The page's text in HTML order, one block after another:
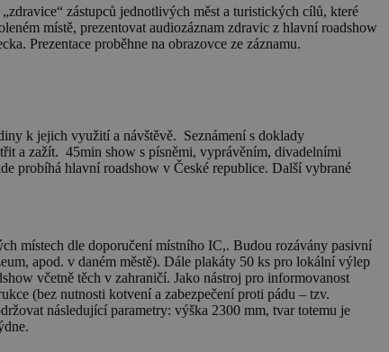
zástupců jednotlivých měst a turistických cílů, které
místě, prezentovat audiozáznam zdravic z hlavní roadshow
Prezentace proběhne na obrazovce ze záznamu.
k jejich využití a návštěvě. Seznámení s doklady
a zažít. 45min show s písněmi, vyprávěním, divadelními
probíhá hlavní roadshow v České republice. Další vybrané
místech dle doporučení místního IC,. Budou rozávány pasivní
apod. v daném městě). Dále plakáty 50 ks pro lokální výlep
včetně těch v zahraničí. Jako nástroj pro informovanost
(bez nutnosti kotvení a zabezpečení proti pádu – tzv.
následující parametry: výška 2300 mm, tvar totemu je